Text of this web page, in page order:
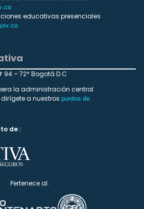
educativas presenciales
94 – 72* Bogotá D.C
la administración central
a nuestros puntos de
de :
Pertenece al: